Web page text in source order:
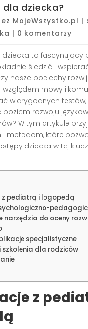
dziecka?
MojeWszystko.pl |
| 0 komentarzy
dziecka to fascynujący
śledzić i
nasze pociechy
względem mowy i
wiarygodnych testów,
rozwoju
W tym artykule
i metodom, które
dziecka w tej
z pediatrą i logopedą
narzędzia do oceny
specjalistyczne
szkolenia dla rodziców
z